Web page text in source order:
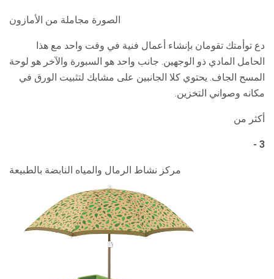
الصورة مجاملة من الأمازون
دع توأمتك تقومان بإنشاء أعمال فنية في وقت واحد مع هذا
الحامل المادي ذو الوجهين. جانب واحد هو السبورة والآخر هو لوحة
المسح الجاف. يحتوي كلا الجانبين على مشابك لتثبيت الورق في
مكانه وصواني التخزين.
أكثر من
3 -
مركز نشاط الرمال والمياه النابضة بالطبيعة